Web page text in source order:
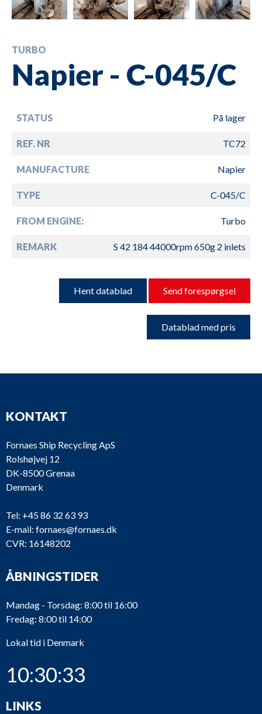
TURBO
Napier - C-045/C
STATUS På lager
REF. NR TC72
MANUFACTURE Napier
TYPE C-045/C
FROM ENGINE: Turbo
REMARK S 42 184 44000rpm 650g 2 inlets
Hent datablad Send forespørgsel
Datablad med pris
KONTAKT
Fornaes Ship Recycling ApS
Rolshøjvej 12
DK-8500 Grenaa
Denmark
Tel: +45 86 32 63 93
E-mail: fornaes@fornaes.dk
CVR: 16148202
ÅBNINGSTIDER
Mandag - Torsdag: 8:00 til 16:00
Fredag: 8:00 til 14:00
Lokal tid i Denmark
10:30:33
LINKS